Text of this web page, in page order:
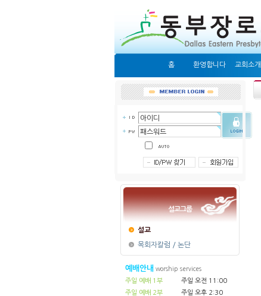
홈 환영합니다 교회소개
설교그룹
설교
목회자칼럼 / 논단
예배안내 worship services
주일 예배 1부
주일 오전 11:00
주일 예배 2부
주일 오후 2:30